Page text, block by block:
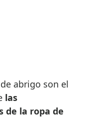
abrigo son el
las
de la ropa de